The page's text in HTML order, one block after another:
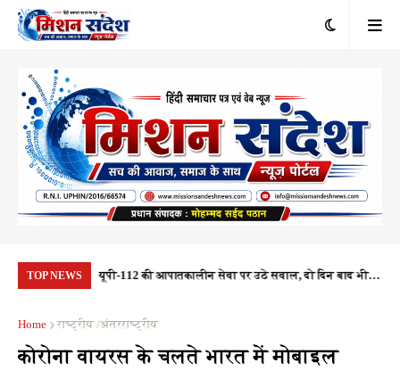
TOP NEWS
की संदिग्ध
यूपी-112 की आपातकालीन सेवा पर उठे सवाल, दो दिन बाद भी
Home
राष्ट्रीय /अंतरराष्ट्रीय
कोरोना वायरस के चलते भारत में मोबाइल